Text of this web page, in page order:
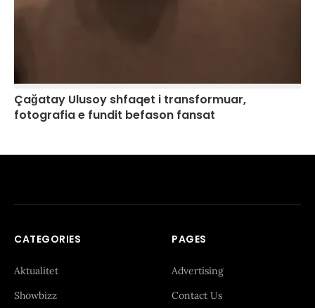
Çağatay Ulusoy shfaqet i transformuar,
fotografia e fundit befason fansat
CATEGORIES
Aktualitet
Showbizz
PAGES
Advertising
Contact Us